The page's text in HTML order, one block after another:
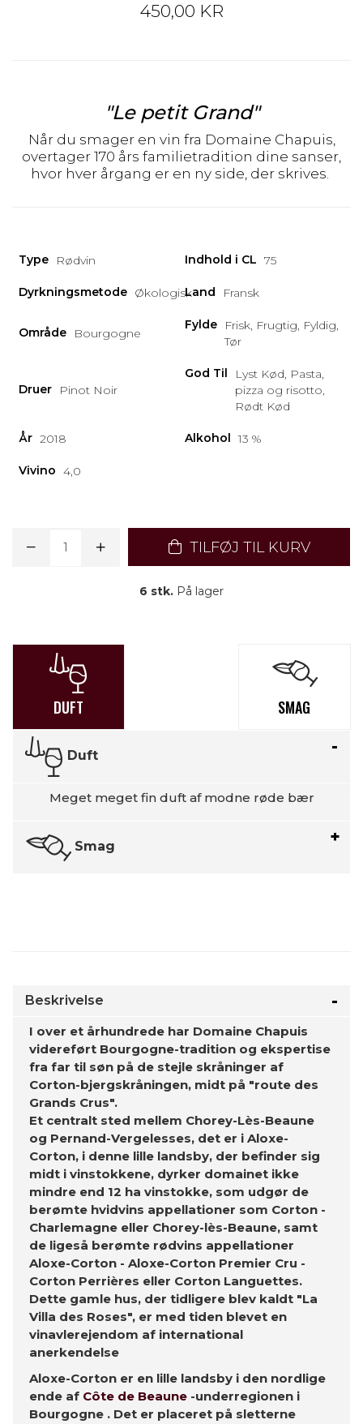
450,00 KR
"Le petit Grand"
Når du smager en vin fra Domaine Chapuis,
overtager 170 års familietradition dine sanser,
hvor hver årgang er en ny side, der skrives.
Type Rødvin Indhold i CL 75
Dyrkningsmetode ØkologiskLand Fransk
Område Bourgogne
Fylde
Frisk, Frugtig, Fyldig,
Tør
Druer Pinot Noir
God Til
Lyst Kød, Pasta,
pizza og risotto,
Rødt Kød
År 2018 Alkohol 13 %
Vivino 4,0
TILFØJ TIL KURV
6 stk. På lager
DUFT SMAG
Duft
Meget meget fin duft af modne røde bær
Smag
Beskrivelse
I over et århundrede har Domaine Chapuis
videreført Bourgogne-tradition og ekspertise
fra far til søn på de stejle skråninger af
Corton-bjergskråningen, midt på "route des
Grands Crus".
Et centralt sted mellem Chorey-Lès-Beaune
og Pernand-Vergelesses, det er i Aloxe-
Corton, i denne lille landsby, der befinder sig
midt i vinstokkene, dyrker domainet ikke
mindre end 12 ha vinstokke, som udgør de
berømte hvidvins appellationer som Corton -
Charlemagne eller Chorey-lès-Beaune, samt
de ligeså berømte rødvins appellationer
Aloxe-Corton - Aloxe-Corton Premier Cru -
Corton Perrières eller Corton Languettes.
Dette gamle hus, der tidligere blev kaldt "La
Villa des Roses", er med tiden blevet en
vinavlerejendom af international
anerkendelse
Aloxe-Corton er en lille landsby i den nordlige
ende af Côte de Beaune -underregionen i
Bourgogne . Det er placeret på sletterne